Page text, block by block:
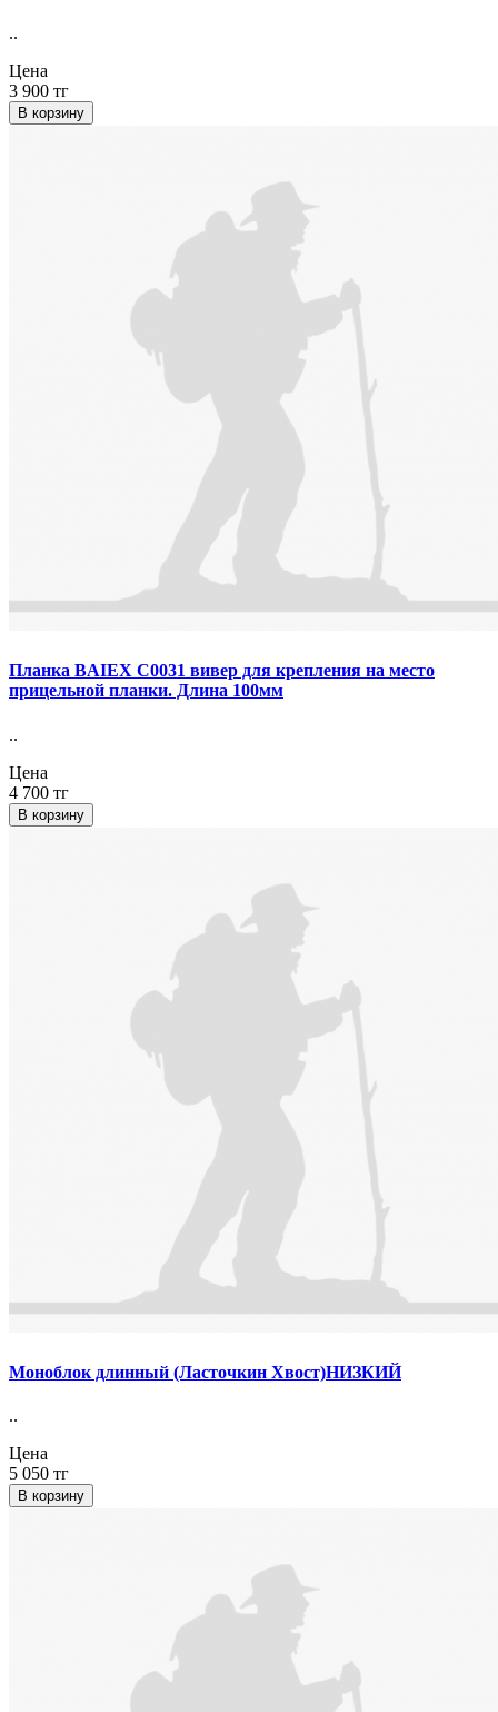
..
Цена
3 900 тг
В корзину
Планка BAIEX C0031 вивер для крепления на место
прицельной планки. Длина 100мм
..
Цена
4 700 тг
В корзину
Моноблок длинный (Ласточкин Хвост)НИЗКИЙ
..
Цена
5 050 тг
В корзину